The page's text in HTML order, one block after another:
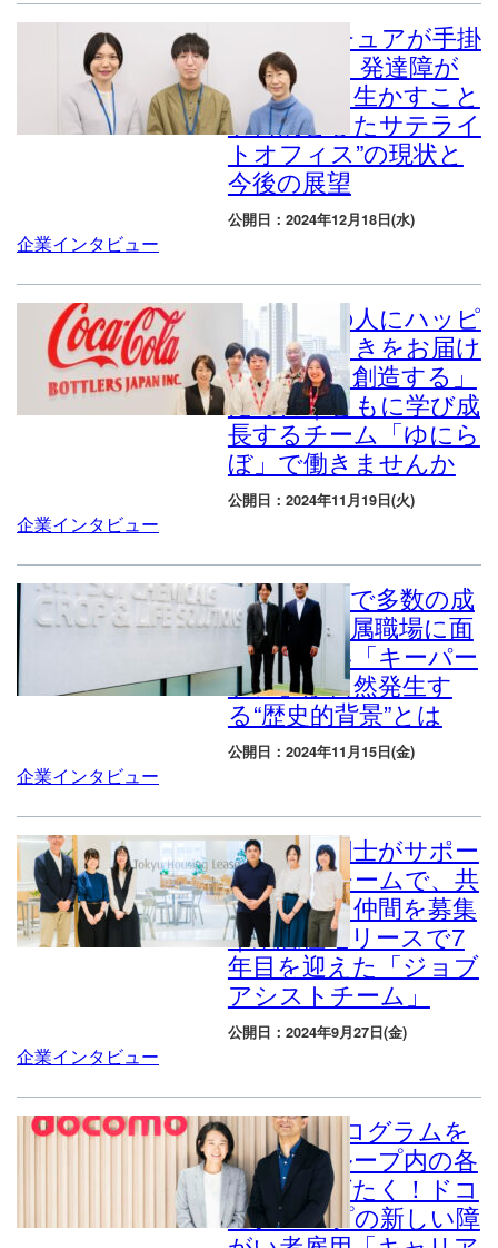
アクセンチュアが手掛
けた”精神・発達障が
いの能力を生かすこと
を目的としたサテライ
トオフィス”の現状と
今後の展望
公開日：2024年12月18日(水)
企業インタビュー
「すべての人にハッピ
ーなひとときをお届け
し、価値を創造する」
ために｜ともに学び成
長するチーム「ゆにら
ぼ」で働きませんか
公開日：2024年11月19日(火)
企業インタビュー
個別配属型で多数の成
功事例。配属職場に面
倒見のよい「キーパー
ソン」が自然発生す
る“歴史的背景”とは
公開日：2024年11月15日(金)
企業インタビュー
メンバー同士がサポー
トし合うチームで、共
に成長する仲間を募集
｜東急住宅リースで7
年目を迎えた「ジョブ
アシストチーム」
公開日：2024年9月27日(金)
企業インタビュー
2年間のプログラムを
経て、グループ内の各
部門へ羽ばたく！ドコ
モグループの新しい障